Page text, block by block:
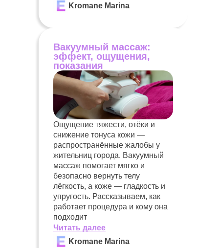
Kromane Marina
Вакуумный массаж:
эффект, ощущения,
показания
Ощущение тяжести, отёки и
снижение тонуса кожи —
распространённые жалобы у
жительниц города. Вакуумный
массаж помогает мягко и
безопасно вернуть телу
лёгкость, а коже — гладкость и
упругость. Рассказываем, как
работает процедура и кому она
подходит
Читать далее
Kromane Marina